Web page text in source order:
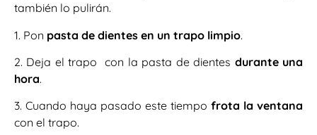
también lo pulirán.
1. Pon pasta de dientes en un trapo limpio.
2. Deja el trapo con la pasta de dientes durante una
hora.
3. Cuando haya pasado este tiempo frota la ventana
con el trapo.